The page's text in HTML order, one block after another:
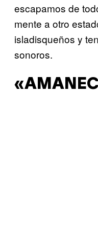
escapamos de
mente a otro
isladisqueños y
sonoros.